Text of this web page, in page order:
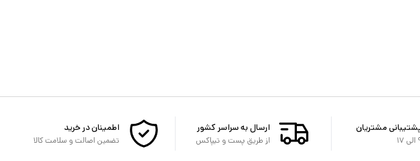
مشتریان
۱۷
ارسال به سراسر کشور
از طریق پست و تیپاکس
اطمینان در خرید
تضمین اصالت و سلامت کالا